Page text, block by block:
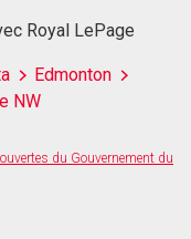
Royal LePage
Edmonton
NW
du Gouvernement du